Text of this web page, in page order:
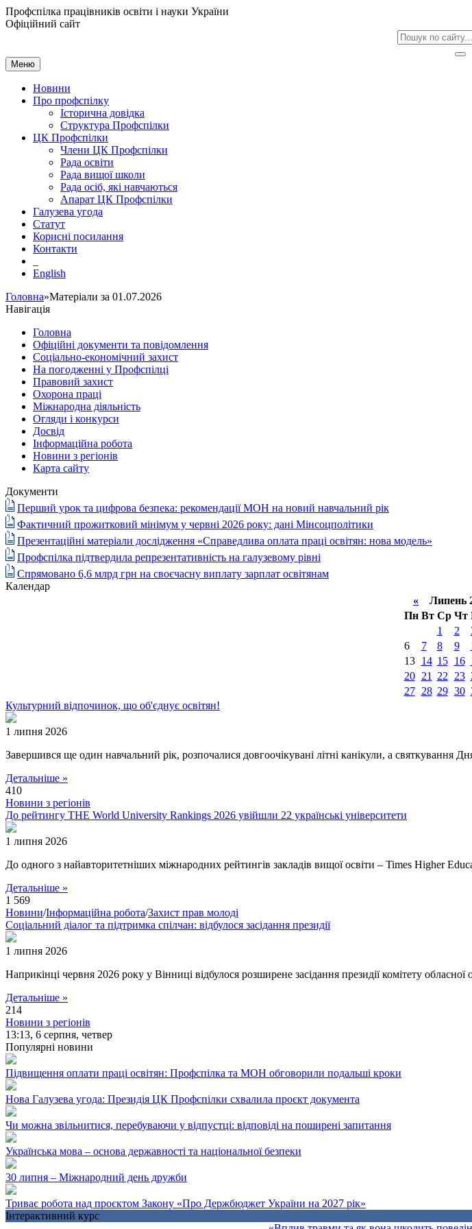
Профспілка працівників освіти і науки України
Офіційний сайт
Меню
Новини
Про профспілку
Історична довідка
Структура Профспілки
ЦК Профспілки
Члени ЦК Профспілки
Рада освіти
Рада вищої школи
Рада осіб, які навчаються
Апарат ЦК Профспілки
Галузева угода
Статут
Корисні посилання
Контакти
English
Головна»Матеріали за 01.07.2026
Навігація
Головна
Офіційні документи та повідомлення
Соціально-економічний захист
На погодженні у Профспілці
Правовий захист
Охорона праці
Міжнародна діяльність
Огляди і конкурси
Досвід
Інформаційна робота
Новини з регіонів
Карта сайту
Документи
Перший урок та цифрова безпека: рекомендації МОН на новий навчальний рік
Фактичний прожитковий мінімум у червні 2026 року: дані Мінсоцполітики
Презентаційні матеріали дослідження «Справедлива оплата праці освітян: нова модель»
Профспілка підтвердила репрезентативність на галузевому рівні
Спрямовано 6,6 млрд грн на своєчасну виплату зарплат освітянам
Календар
« Липень
Пн Вт Ср Чт
1
2
6
7 8 9
13
14 15 16
20
21 22 23
27
28 29 30
Культурний відпочинок, що об'єднує освітян!
1 липня 2026
Завершився ще один навчальний рік, розпочалися довгоочікувані літні канікули, а святкування
Детальніше »
410
Новини з регіонів
До рейтингу THE World University Rankings 2026 увійшли 22 українські університети
1 липня 2026
До одного з найавторитетніших міжнародних рейтингів закладів вищої освіти – Times Higher
Детальніше »
1 569
Новини/Інформаційна робота/Захист прав молоді
Соціальний діалог та підтримка спілчан: відбулося засідання президії
1 липня 2026
Наприкінці червня 2026 року у Вінниці відбулося розширене засідання президії комітету обласної
Детальніше »
214
Новини з регіонів
13:13, 6 серпня, четвер
Популярні новини
Підвищення оплати праці освітян: Профспілка та МОН обговорили подальші кроки
Нова Галузева угода: Президія ЦК Профспілки схвалила проєкт документа
Чи можна звільнитися, перебуваючи у відпустці: відповіді на поширені запитання
Українська мова – основа державності та національної безпеки
30 липня – Міжнародний день дружби
Триває робота над проєктом Закону «Про Держбюджет України на 2027 рік»
Інтерактивний курс